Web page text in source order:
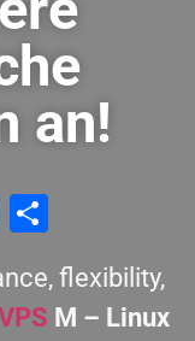
an!
VK
flexibility,
M – Linux